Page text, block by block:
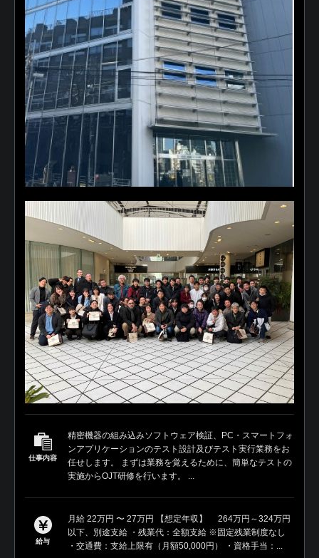
仕事内容
精密機器の組み込みソフトウェア検証、PC・スマートフォ
ンアプリケーションのテスト設計及びテスト実行業務をお
任せします。 まずは業務を覚えるために、簡単なテストの
実施からOJT研修を行います。 ...
給与
月給 22万円 〜 27万円 【想定年収】 264万円～324万円
以下、別途支給 ・残業代：全額支給 ※固定残業制度なし
・交通費：支給上限有（月額50,000円） ・資格手当：...